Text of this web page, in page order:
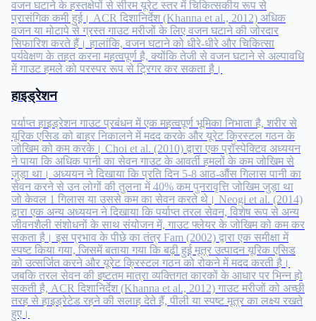
वजन घटाने के हस्तक्षेपों से सीरम यूरेट स्तर में चिकित्सकीय रूप से
प्रासंगिक कमी हुई। ACR दिशानिर्देश (Khanna et al., 2012) अधिक
वजन या मोटापे से ग्रस्त गाउट मरीजों के लिए वजन घटाने की जोरदार
सिफारिश करते हैं। हालांकि, वजन घटाने को धीरे-धीरे और चिकित्सा
पर्यवेक्षण के तहत करना महत्वपूर्ण है, क्योंकि तेजी से वजन घटाने से अल्पावधि
में गाउट हमले को परस्पर रूप से ट्रिगर कर सकता है।
हाइड्रेशन
पर्याप्त हाइड्रेशन गाउट प्रबंधन में एक महत्वपूर्ण भूमिका निभाता है, शरीर से
यूरिक एसिड को बाहर निकालने में मदद करके और यूरेट क्रिस्टल गठन के
जोखिम को कम करके। Choi et al. (2010) द्वारा एक प्रॉस्पेक्टिव अध्ययन
ने पाया कि अधिक पानी का सेवन गाउट के आवर्ती हमलों के कम जोखिम से
जुड़ा था। अध्ययन ने दिखाया कि प्रति दिन 5-8 आठ-औंस गिलास पानी का
सेवन करने से उन लोगों की तुलना में 40% कम पुनरावृत्ति जोखिम जुड़ा था
जो केवल 1 गिलास या उससे कम का सेवन करते थे। Neogi et al. (2014)
द्वारा एक अन्य अध्ययन ने दिखाया कि पर्याप्त तरल सेवन, विशेष रूप से अन्य
जीवनशैली संशोधनों के साथ संयोजन में, गाउट फ्लेयर के जोखिम को कम कर
सकता है। इस प्रभाव के पीछे का तंत्र Fam (2002) द्वारा एक समीक्षा में
स्पष्ट किया गया, जिसमें बताया गया कि बढ़ी हुई मूत्र उत्पादन यूरिक एसिड
को उत्सर्जित करने और यूरेट क्रिस्टल गठन को रोकने में मदद करती है।
जबकि तरल सेवन की इष्टतम मात्रा व्यक्तिगत कारकों के आधार पर भिन्न हो
सकती है, ACR दिशानिर्देश (Khanna et al., 2012) गाउट मरीजों को अच्छी
तरह से हाइड्रेटेड रहने की सलाह देते हैं, पीली या स्पष्ट मूत्र का लक्ष्य रखते
हुए।